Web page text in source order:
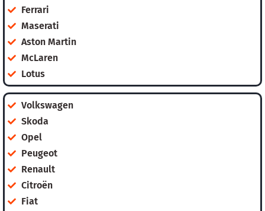
Ferrari
Maserati
Aston Martin
McLaren
Lotus
Volkswagen
Skoda
Opel
Peugeot
Renault
Citroën
Fiat